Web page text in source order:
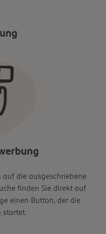
auf die ausgeschriebene
finden Sie direkt auf
einen Button, der die
startet.